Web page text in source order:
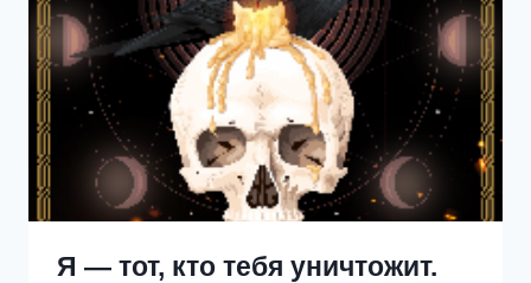
Я — тот, кто тебя уничтожит.